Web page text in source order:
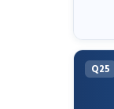
Q25